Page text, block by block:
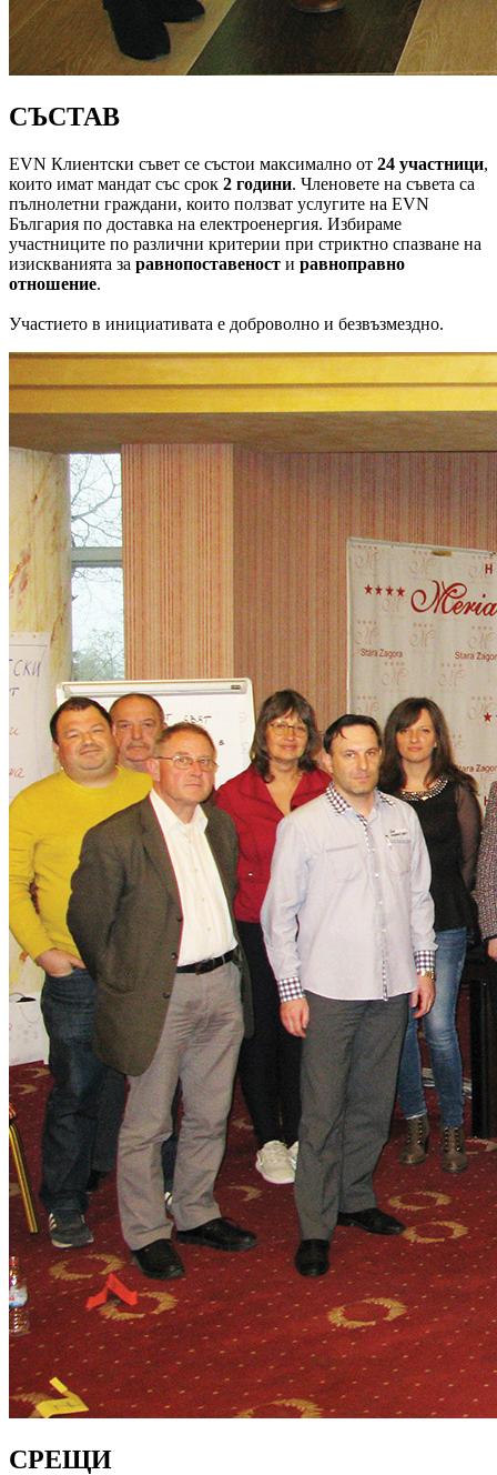
СЪСТАВ
EVN Клиентски съвет се състои максимално от 24 участници,
които имат мандат със срок 2 години. Членовете на съвета са
пълнолетни граждани, които ползват услугите на EVN
България по доставка на електроенергия. Избираме
участниците по различни критерии при стриктно спазване на
изискванията за равнопоставеност и равноправно
отношение.
Участието в инициативата е доброволно и безвъзмездно.
СРЕЩИ